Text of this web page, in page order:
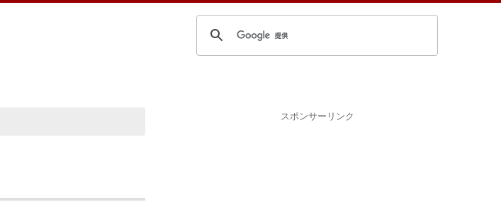
スポンサーリンク